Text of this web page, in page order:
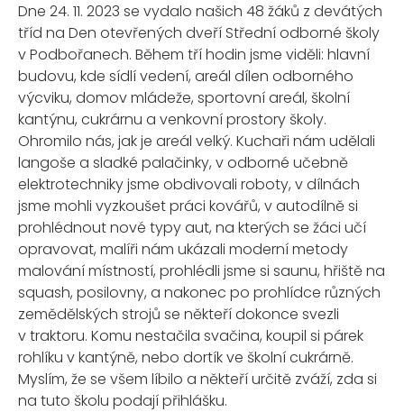
Dne 24. 11. 2023 se vydalo našich 48 žáků z devátých
tříd na Den otevřených dveří Střední odborné školy
v Podbořanech. Během tří hodin jsme viděli: hlavní
budovu, kde sídlí vedení, areál dílen odborného
výcviku, domov mládeže, sportovní areál, školní
kantýnu, cukrárnu a venkovní prostory školy.
Ohromilo nás, jak je areál velký. Kuchaři nám udělali
langoše a sladké palačinky, v odborné učebně
elektrotechniky jsme obdivovali roboty, v dílnách
jsme mohli vyzkoušet práci kovářů, v autodílně si
prohlédnout nové typy aut, na kterých se žáci učí
opravovat, malíři nám ukázali moderní metody
malování místností, prohlédli jsme si saunu, hřiště na
squash, posilovny, a nakonec po prohlídce různých
zemědělských strojů se někteří dokonce svezli
v traktoru. Komu nestačila svačina, koupil si párek
rohlíku v kantýně, nebo dortík ve školní cukrárně.
Myslím, že se všem líbilo a někteří určitě zváží, zda si
na tuto školu podají přihlášku.